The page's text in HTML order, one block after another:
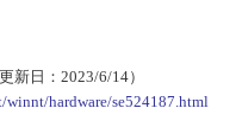
新日：2023/6/14）
hardware/se524187.html